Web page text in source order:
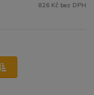
826 Kč bez DPH